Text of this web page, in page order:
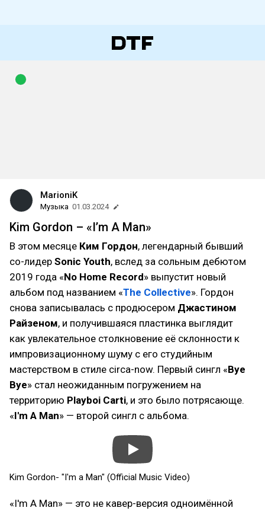
MarioniK
Музыка 01.03.2024
Kim Gordon – «I’m A Man»
В этом месяце Ким Гордон, легендарный бывший
со-лидер Sonic Youth, вслед за сольным дебютом
2019 года «No Home Record» выпустит новый
альбом под названием «The Collective». Гордон
снова записывалась с продюсером Джастином
Райзеном, и получившаяся пластинка выглядит
как увлекательное столкновение её склонности к
импровизационному шуму с его студийным
мастерством в стиле circa-now. Первый сингл «Bye
Bye» стал неожиданным погружением на
территорию Playboi Carti, и это было потрясающе.
«I'm A Man» — второй сингл с альбома.
Kim Gordon- "I'm a Man" (Official Music Video)
«I'm A Man» — это не кавер-версия одноимённой